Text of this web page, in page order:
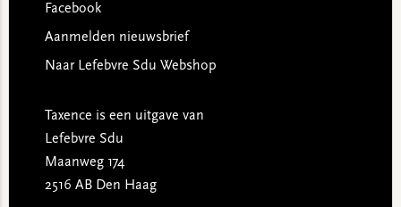
Facebook
Aanmelden nieuwsbrief
Naar Lefebvre Sdu Webshop
Taxence is een uitgave van
Lefebvre Sdu
Maanweg 174
2516 AB Den Haag